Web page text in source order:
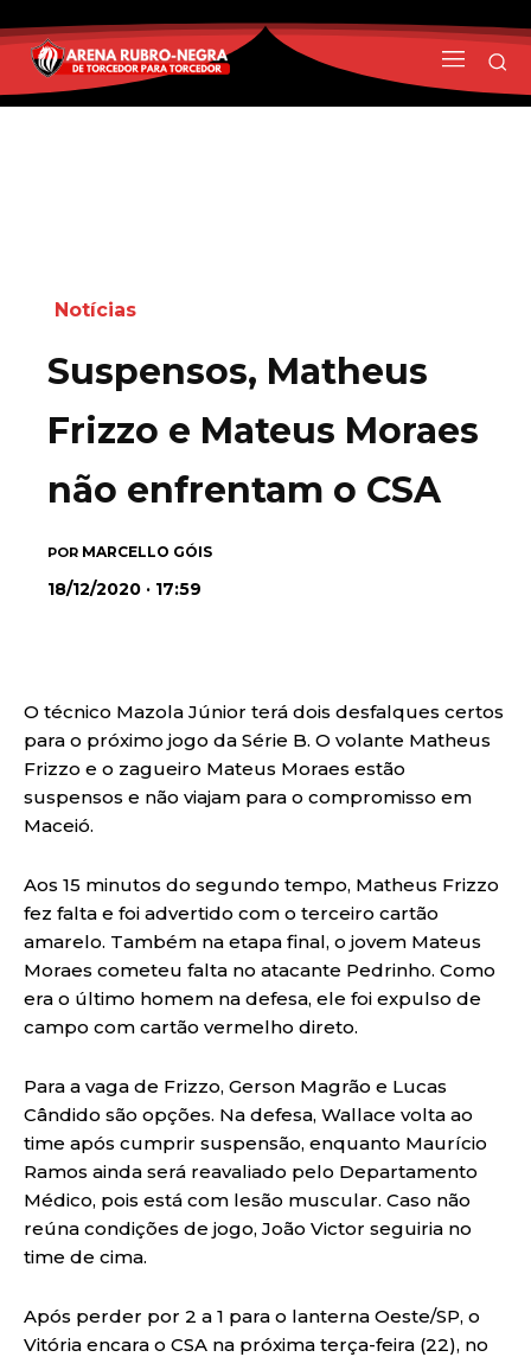
Notícias
Suspensos, Matheus
Frizzo e Mateus Moraes
não enfrentam o CSA
POR MARCELLO GÓIS
18/12/2020 · 17:59
O técnico Mazola Júnior terá dois desfalques certos
para o próximo jogo da Série B. O volante Matheus
Frizzo e o zagueiro Mateus Moraes estão
suspensos e não viajam para o compromisso em
Maceió.
Aos 15 minutos do segundo tempo, Matheus Frizzo
fez falta e foi advertido com o terceiro cartão
amarelo. Também na etapa final, o jovem Mateus
Moraes cometeu falta no atacante Pedrinho. Como
era o último homem na defesa, ele foi expulso de
campo com cartão vermelho direto.
Para a vaga de Frizzo, Gerson Magrão e Lucas
Cândido são opções. Na defesa, Wallace volta ao
time após cumprir suspensão, enquanto Maurício
Ramos ainda será reavaliado pelo Departamento
Médico, pois está com lesão muscular. Caso não
reúna condições de jogo, João Victor seguiria no
time de cima.
Após perder por 2 a 1 para o lanterna Oeste/SP, o
Vitória encara o CSA na próxima terça-feira (22), no